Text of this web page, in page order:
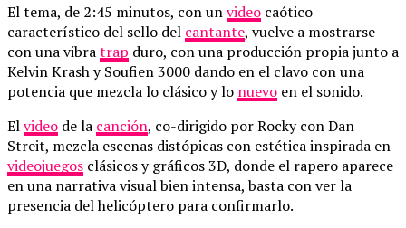
El tema, de 2:45 minutos, con unvideo caótico
característico del sello del cantante, vuelve a mostrarse
con una vibratrap duro, con una producción propia junto a
Kelvin Krash y Soufien 3000 dando en el clavo con una
potencia que mezcla lo clásico y lo nuevo en el sonido.
Elvideo de la canción, co-dirigido por Rocky con Dan
Streit, mezcla escenas distópicas con estética inspirada en
videojuegos clásicos y gráficos 3D, donde el rapero aparece
en una narrativa visual bien intensa, basta con ver la
presencia del helicóptero para confirmarlo.